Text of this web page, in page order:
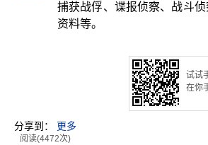
捕获战俘、谍报侦察、战斗
资料等。
试试
在你
分享到： 更多
阅读(4472次)